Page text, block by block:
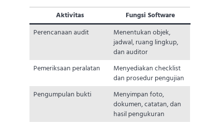
Aktivitas
Fungsi Software
Perencanaan audit
Menentukan objek,
jadwal, ruang lingkup,
dan auditor
Pemeriksaan peralatan
Menyediakan checklist
dan prosedur pengujian
Pengumpulan bukti
Menyimpan foto,
dokumen, catatan, dan
hasil pengukuran